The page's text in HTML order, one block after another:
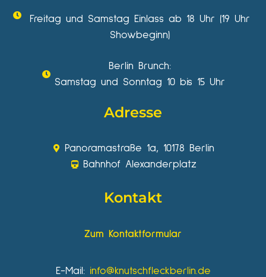
Freitag und Samstag Einlass ab 18 Uhr (19 Uhr
Showbeginn)
Berlin Brunch:
Samstag und Sonntag 10 bis 15 Uhr
Adresse
Panoramastraße 1a, 10178 Berlin
Bahnhof Alexanderplatz
Kontakt
Zum Kontaktformular
E-Mail: info@knutschfleckberlin.de